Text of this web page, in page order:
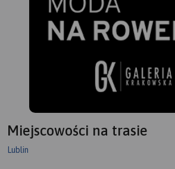
Miejscowości na trasie
Lublin